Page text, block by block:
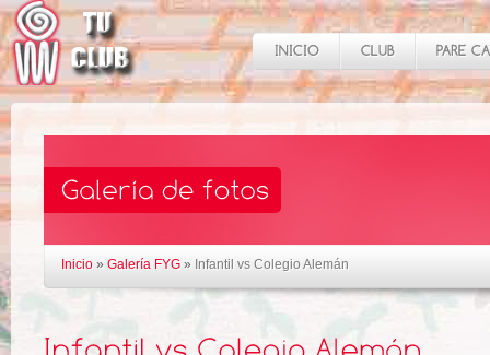
Inicio » Galería FYG » Infantil vs Colegio Alemán